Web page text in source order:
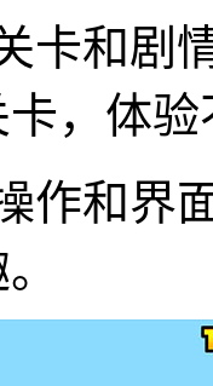
卡和剧
，体
作和界